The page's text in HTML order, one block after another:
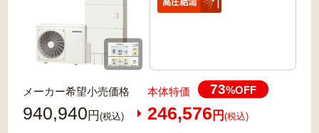
メーカー希望小売価格
940,940円(税込)
本体特価 73%OFF
246,576円(税込)